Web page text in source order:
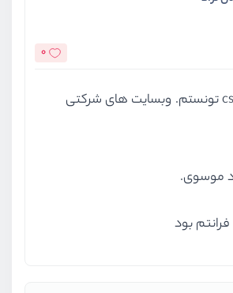
0
با یادگیری دوره css تونستم. وبسایت های شرکتی
موسوی.
بود